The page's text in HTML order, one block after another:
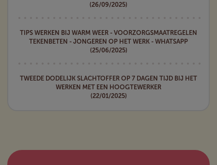
(26/09/2025)
TIPS WERKEN BIJ WARM WEER - VOORZORGSMAATREGELEN
TEKENBETEN - JONGEREN OP HET WERK - WHATSAPP
(25/06/2025)
TWEEDE DODELIJK SLACHTOFFER OP 7 DAGEN TIJD BIJ HET
WERKEN MET EEN HOOGTEWERKER
(22/01/2025)